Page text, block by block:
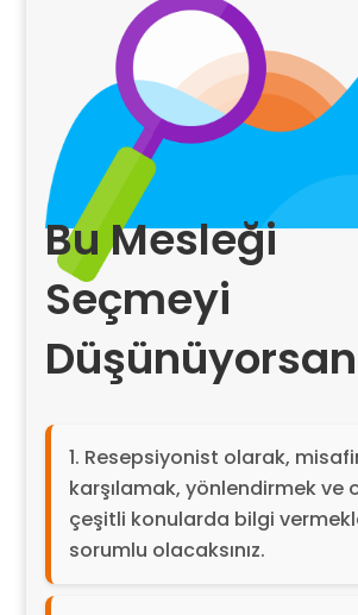
Bu Mesleği
Seçmeyi
Resepsiyonist olarak,
karşılamak, yönlendirmek ve
çeşitli konularda bilgi
sorumlu olacaksınız.